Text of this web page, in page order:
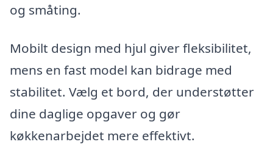
og småting.
Mobilt design med hjul giver fleksibilitet,
mens en fast model kan bidrage med
stabilitet. Vælg et bord, der understøtter
dine daglige opgaver og gør
køkkenarbejdet mere effektivt.